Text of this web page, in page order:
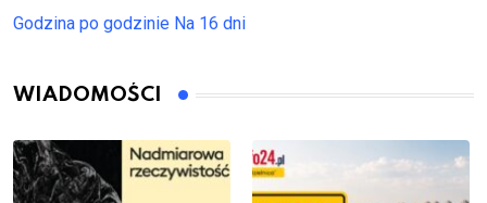
Godzina po godzinie Na 16 dni
WIADOMOŚCI